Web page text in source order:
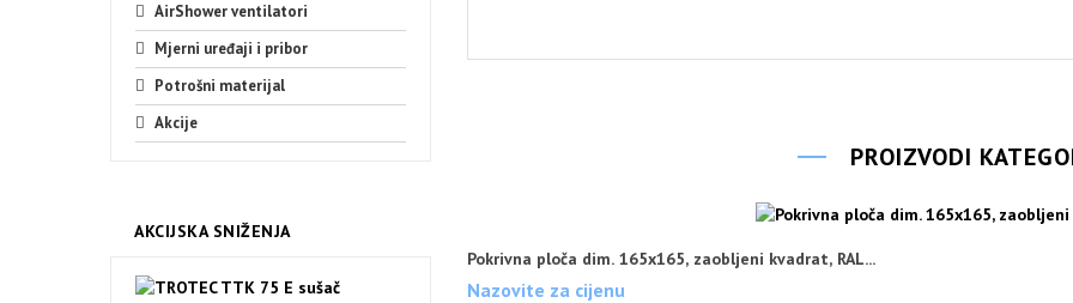
AirShower ventilatori
Mjerni uređaji i pribor
Potrošni materijal
Akcije
AKCIJSKA SNIŽENJA
PROIZVODI
Pokrivna ploča dim. 165x165, zaobljeni kvadrat, RAL...
Nazovite za cijenu